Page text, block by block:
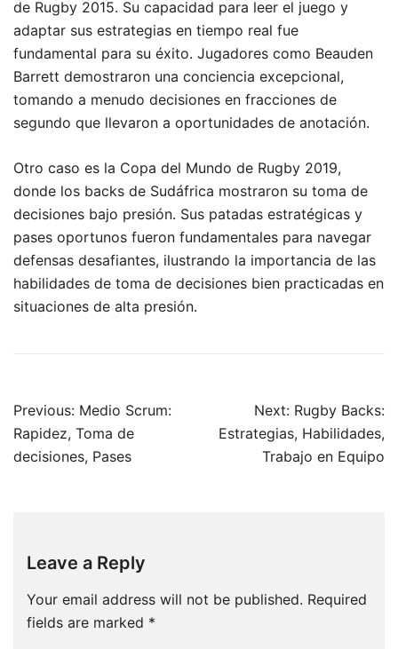
de Rugby 2015. Su capacidad para leer el juego y
adaptar sus estrategias en tiempo real fue
fundamental para su éxito. Jugadores como Beauden
Barrett demostraron una conciencia excepcional,
tomando a menudo decisiones en fracciones de
segundo que llevaron a oportunidades de anotación.
Otro caso es la Copa del Mundo de Rugby 2019,
donde los backs de Sudáfrica mostraron su toma de
decisiones bajo presión. Sus patadas estratégicas y
pases oportunos fueron fundamentales para navegar
defensas desafiantes, ilustrando la importancia de las
habilidades de toma de decisiones bien practicadas en
situaciones de alta presión.
Post
navigation
Previous: Medio Scrum:
Rapidez, Toma de
decisiones, Pases
Next: Rugby Backs:
Estrategias, Habilidades,
Trabajo en Equipo
Leave a Reply
Your email address will not be published. Required
fields are marked *